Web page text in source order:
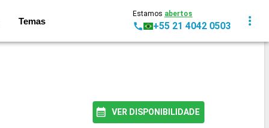
Temas
Estamos abertos
+55 21 4042 0503
VER DISPONIBILIDADE